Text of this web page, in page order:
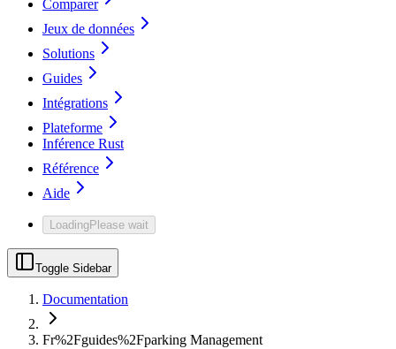
Comparer
Jeux de données
Solutions
Guides
Intégrations
Plateforme
Inférence Rust
Référence
Aide
LoadingPlease wait
Toggle Sidebar
Documentation
Fr%2Fguides%2Fparking Management